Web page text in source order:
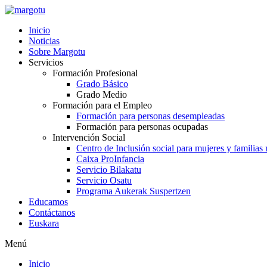
Ir
contenido
Inicio
Noticias
Sobre Margotu
Servicios
Formación Profesional
Grado Básico
Grado Medio
Formación para el Empleo
Formación para personas desempleadas
Formación para personas ocupadas
Intervención Social
Centro de Inclusión social para mujeres y familias
Caixa ProInfancia
Servicio Bilakatu
Servicio Osatu
Programa Aukerak Suspertzen
Educamos
Contáctanos
Euskara
Menú
Inicio